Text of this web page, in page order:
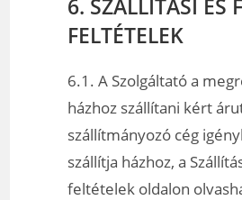
6. SZÁLLÍTÁSI ÉS
FELTÉTELEK
6.1. A Szolgáltató a
házhoz szállítani kért
szállítmányozó cég
szállítja házhoz, a
feltételek oldalon